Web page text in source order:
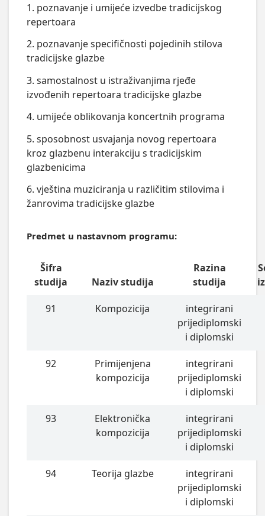
1. poznavanje i umijeće izvedbe tradicijskog
repertoara
2. poznavanje specifičnosti pojedinih stilova
tradicijske glazbe
3. samostalnost u istraživanjima rjeđe
izvođenih repertoara tradicijske glazbe
4. umijeće oblikovanja koncertnih programa
5. sposobnost usvajanja novog repertoara
kroz glazbenu interakciju s tradicijskim
glazbenicima
6. vještina muziciranja u različitim stilovima i
žanrovima tradicijske glazbe
Predmet u nastavnom programu:
Šifra
studija
Naziv studija
Razina
studija
91 Kompozicija
integrirani
prijediplomski
i diplomski
92
Primijenjena
kompozicija
integrirani
prijediplomski
i diplomski
93
Elektronička
kompozicija
integrirani
prijediplomski
i diplomski
94 Teorija glazbe
integrirani
prijediplomski
i diplomski